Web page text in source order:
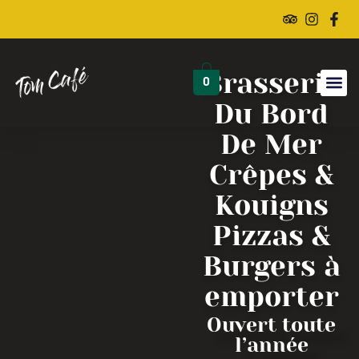
0
Brasserie
Du Bord
De Mer
Crêpes &
Kouigns
Pizzas &
Burgers à
emporter
Ouvert toute
l’année